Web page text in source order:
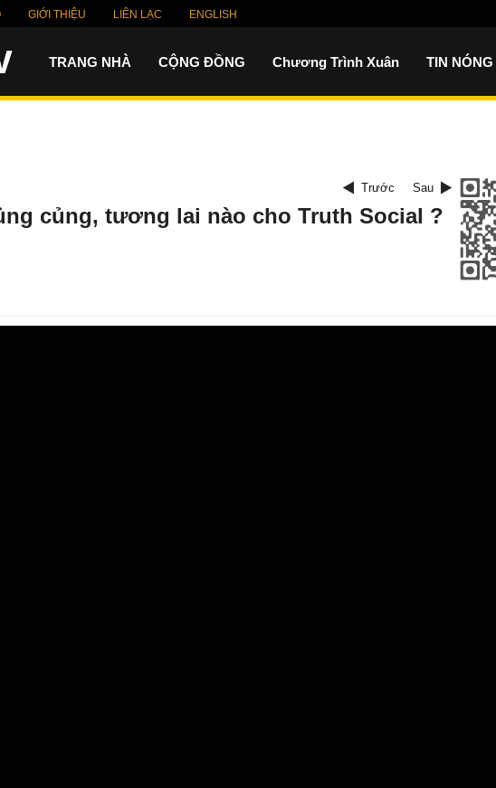
GIỚI THIỆU LIÊN LẠC ENGLISH
TRANG NHÀ CỘNG ĐỒNG Chương Trình Xuân TIN
Trước Sau
củng, tương lai nào cho Truth Social ?